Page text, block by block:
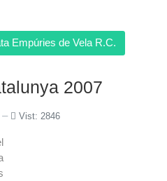
Empúries de Vela R.C.
2007
Vist: 2846